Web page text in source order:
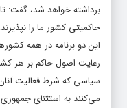
حاکمیتی کشور ما را
این دو برنامه در همه
رعایت اصول حاکم بر هر
سیاسی که شرط فعالیت آنان
می‌کنند به استثنای جمهوری
نقض می‌کنند و این موضوع